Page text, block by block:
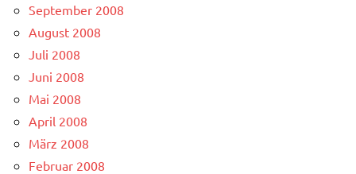
September 2008
August 2008
Juli 2008
Juni 2008
Mai 2008
April 2008
März 2008
Februar 2008